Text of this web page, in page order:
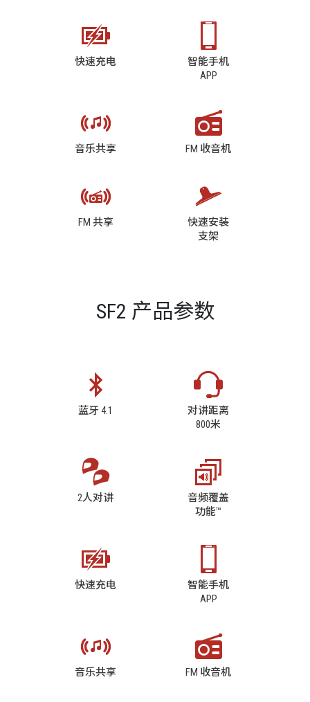
快速充电
智能手机
APP
音乐共享 FM 收音机
FM 共享
快速安装
支架
SF2 产品参数
蓝牙 4.1
对讲距离
800米
2人对讲
音频覆盖
功能™
快速充电
智能手机
APP
音乐共享 FM 收音机